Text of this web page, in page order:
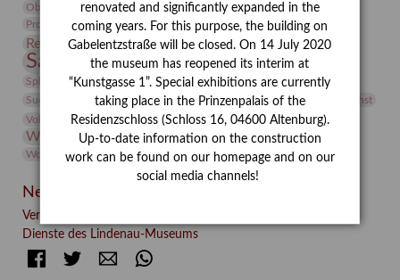
Objekt im Fokus
Paul Klee Peter Schnürpel Phelloplastik
Pohlhof
Provenienz
Provenienzforschung
Restaurierung Restitution Rudi Lesser Ruth Wolf-Rehfeld
Sammlung Samstagszeichner Skulptur
Sonderausstellung
Sphinx
studio Studio Bildende Kunst
studioDIGITAL
Suermondt-Ludwig-Museum
Vermittlung Video
Videokunst
Volontariat
Walter Rheiner Weihnachten Werefkin
Werkbetrachtung Winter Wissenschaft
Wolf and Dog
Wolf und Hund
Zirkuswoche
Neueste Beiträge
Verschenkt, verkauft, vergessen? – Kunstdetektivinnen im
Dienste des Lindenau-Museums
FacebookTwitter E-mail
renovated and significantly expanded in the
coming years. For this purpose, the building on
Gabelentzstraße will be closed. On 14 July 2020
the museum has reopened its interim at
“Kunstgasse 1”. Special exhibitions are currently
taking place in the Prinzenpalais of the
Residenzschloss (Schloss 16, 04600 Altenburg).
Up-to-date information on the construction
work can be found on our homepage and on our
social media channels!